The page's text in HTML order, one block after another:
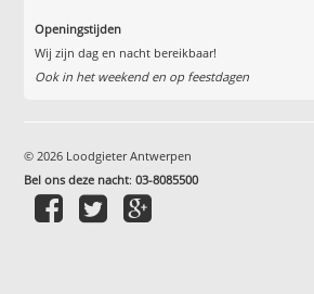
Openingstijden
Wij zijn dag en nacht bereikbaar!
Ook in het weekend en op feestdagen
© 2026 Loodgieter Antwerpen
Bel ons deze nacht:03-8085500